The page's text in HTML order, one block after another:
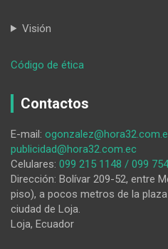
Visión
Código de ética
de
docencia
en
ingeniería
Contactos
E-mail:
publicidad@hora32.com.ec
Celulares: 099 215 1148 / 099
Dirección: Bolívar 209-52, entre
piso), a pocos metros de la
ciudad de Loja.
Loja, Ecuador